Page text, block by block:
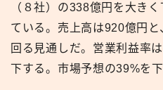
（８社）の338億円を大き
ている。売上高は920億円
回る見通しだ。営業利益率
下する。市場予想の39%を下